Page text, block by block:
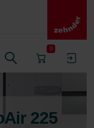
0
225